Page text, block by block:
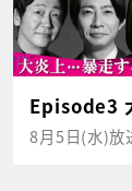
Episode3
8月5日(水)放